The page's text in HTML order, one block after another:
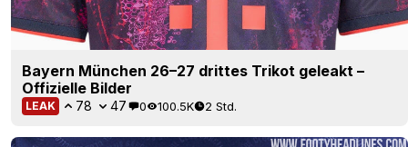
Bayern München 26–27 drittes Trikot geleakt –
Offizielle Bilder
LEAK 78 47 0 100.5K 2 Std.